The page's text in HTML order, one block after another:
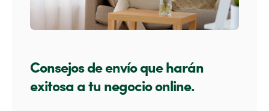
Consejos de envío que harán
exitosa a tu negocio online.